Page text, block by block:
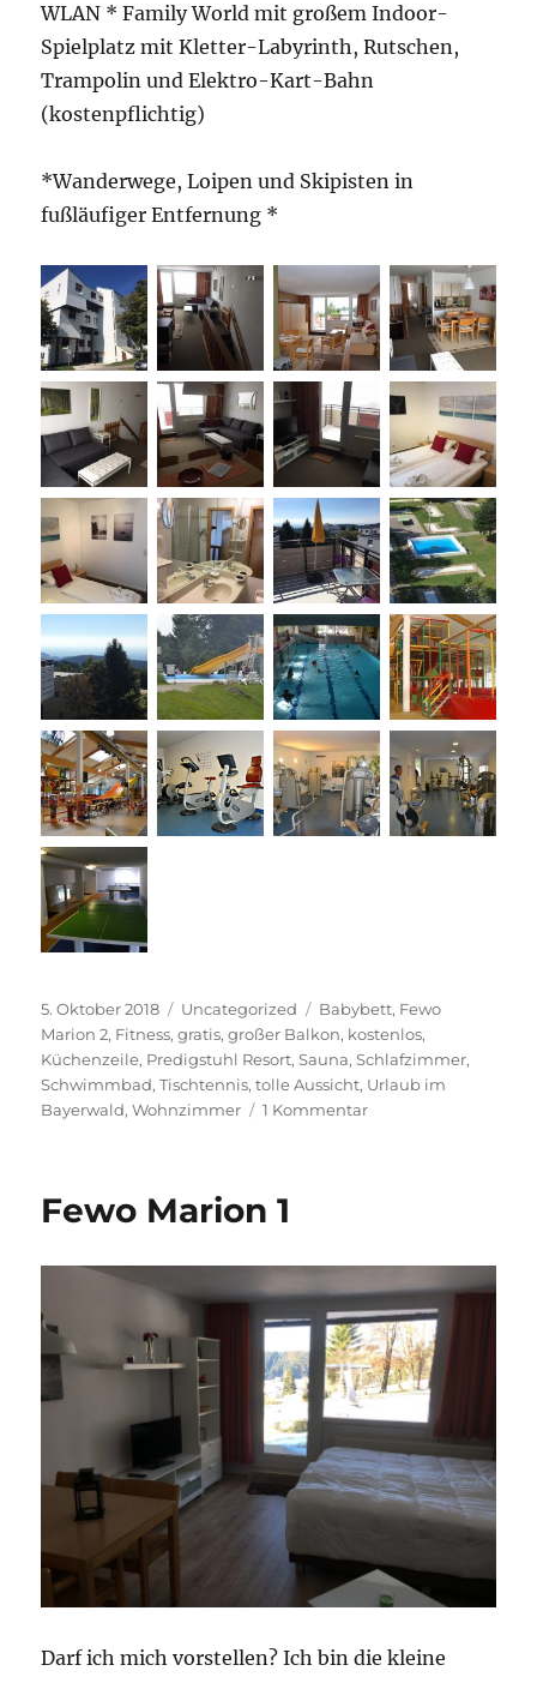
WLAN * Family World mit großem Indoor-
Spielplatz mit Kletter-Labyrinth, Rutschen,
Trampolin und Elektro-Kart-Bahn
(kostenpflichtig)
*Wanderwege, Loipen und Skipisten in
fußläufiger Entfernung *
Veröffentlicht
am
5. Oktober 2018 Kategorien
Uncategorized Schlagwörter
Babybett, Fewo
Marion 2, Fitness,gratis,großer Balkon, kostenlos,
Küchenzeile, Predigstuhl Resort,Sauna,Schlafzimmer,
Schwimmbad,Tischtennis,tolle Aussicht, Urlaub im
Bayerwald,Wohnzimmer 1 Kommentarzu
Fewo Marion 1
Darf ich mich vorstellen? Ich bin die kleine